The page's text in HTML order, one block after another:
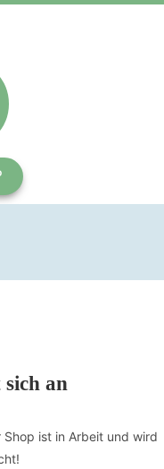
an
ist in Arbeit und wird